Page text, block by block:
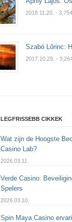
2018.11.20. -
Szabó Lőrinc:
2017.10.29. -
LEGFRISSEBB CIKKEK
Wat zijn de Hoogste
Casino Lab?
2026.03.11.
Verde Casino:
Spelers
2026.03.10.
Spin Maya Casino